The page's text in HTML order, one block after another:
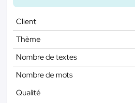
Client
Thème
Nombre de textes
Nombre de mots
Qualité